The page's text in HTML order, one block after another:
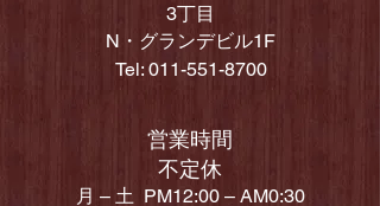
3丁目
N・グランデビル1F
Tel: 011-551-8700
営業時間
不定休
月 – 土 PM12:00 – AM0:30